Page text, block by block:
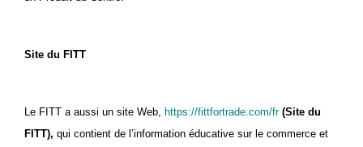
Site du FITT
Le FITT a aussi un site Web, https://fittfortrade.com/fr (Site du
FITT), qui contient de l’information éducative sur le commerce et